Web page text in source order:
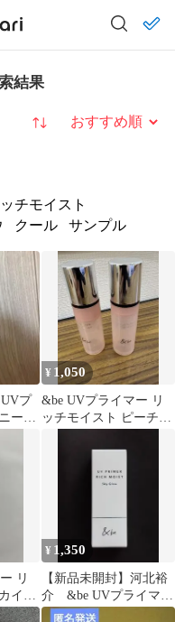
結果
並び替え
チモイスト
クール サンプル
プ
ーグ
¥ 1,050
&be UVプライマー リ
ッチモイスト ピーチグ
リ
イグ
¥ 1,350
【新品未開封】河北裕
介 &be UVプライマー
リッチモイスト スカイ